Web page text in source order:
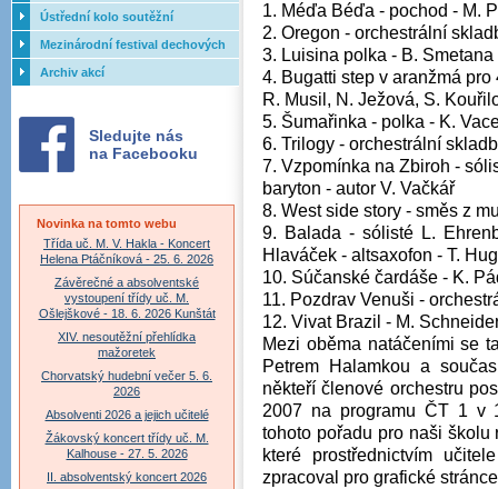
1. Méďa Béďa - pochod - M.
2. Oregon - orchestrální
3. Luisina polka - B. Smetana
4. Bugatti step v aranžmá
R. Musil, N. Ježová, S.
5. Šumařinka - polka - K.
6. Trilogy - orchestrální
7. Vzpomínka na Zbiroh -
baryton - autor V. Vačkář
8. West side story - směs z
9. Balada - sólisté L.
Hlaváček - altsaxofon - T.
10. Súčanské čardáše - K.
11. Pozdrav Venuši -
12. Vivat Brazil - M.
Mezi oběma natáčeními se
Petrem Halamkou a
někteří členové orchestru
2007 na programu ČT 1 v
tohoto pořadu pro naši
které prostřednictvím
zpracoval pro grafické
Ústřední kolo soutěžní
přehlídky dechových orchestrů
ZUŠ - 2017
Mezinárodní festival dechových
orchestrů - Letovice
Archiv akcí
Sledujte nás
na Facebooku
Novinka na tomto webu
Třída uč. M. V. Hakla - Koncert
Helena Ptáčníková - 25. 6. 2026
Závěrečné a absolventské
vystoupení třídy uč. M.
Ošlejškové - 18. 6. 2026 Kunštát
XIV. nesoutěžní přehlídka
mažoretek
Chorvatský hudební večer 5. 6.
2026
Absolventi 2026 a jejich učitelé
Žákovský koncert třídy uč. M.
Kalhouse - 27. 5. 2026
II. absolventský koncert 2026